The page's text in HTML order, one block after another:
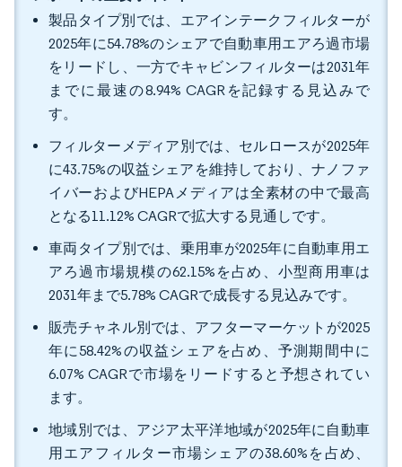
製品タイプ別では、エアインテークフィルターが
2025年に54.78%のシェアで自動車用エアろ過市場
をリードし、一方でキャビンフィルターは2031年
までに最速の8.94% CAGRを記録する見込みで
す。
フィルターメディア別では、セルロースが2025年
に43.75%の収益シェアを維持しており、ナノファ
イバーおよびHEPAメディアは全素材の中で最高
となる11.12% CAGRで拡大する見通しです。
車両タイプ別では、乗用車が2025年に自動車用エ
アろ過市場規模の62.15%を占め、小型商用車は
2031年まで5.78% CAGRで成長する見込みです。
販売チャネル別では、アフターマーケットが2025
年に58.42%の収益シェアを占め、予測期間中に
6.07% CAGRで市場をリードすると予想されてい
ます。
地域別では、アジア太平洋地域が2025年に自動車
用エアフィルター市場シェアの38.60%を占め、